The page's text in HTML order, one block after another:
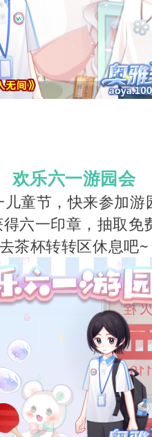
欢乐六一游园会
童节，快来参加游
六一印章，抽取免
去茶杯转转区休息吧~